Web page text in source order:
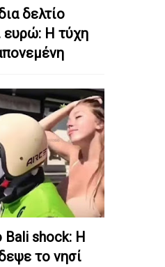
δελτίο
ευρώ: Η τύχη
Bali shock: Η
το νησί